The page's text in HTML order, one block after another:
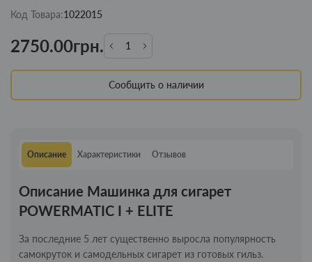
Код Товара:1022015
2750.00грн.
Сообщить о наличии
Описание Характеристики Отзывов
Описание Машинка для сигарет
POWERMATIC I + ELITE
За последние 5 лет существенно выросла популярность
самокруток и самодельных сигарет из готовых гильз.